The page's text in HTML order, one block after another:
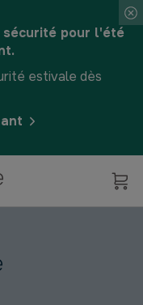
sécurité pour l'été
estivale dès